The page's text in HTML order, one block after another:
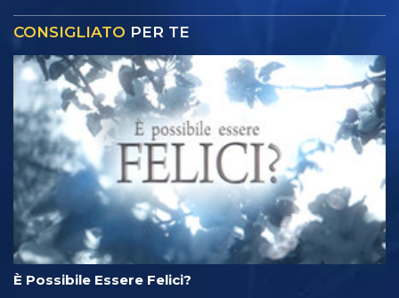
CONSIGLIATO PER TE
È Possibile Essere Felici?